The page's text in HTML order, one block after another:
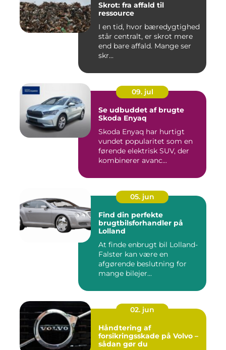
Skrot: fra affald til
ressource
I en tid, hvor bæredygtighed
står centralt, er skrot mere
end bare affald. Mange ser
skr...
09. jul
Se udbuddet af brugte
Skoda Enyaq
Skoda Enyaq har hurtigt
vundet popularitet som en
førende elektrisk SUV, der
kombinerer avanc...
05. jun
Find din perfekte
brugtbilsforhandler på
Lolland
At finde enbrugt bil Lolland-
Falster kan være en
afgørende beslutning for
mange bilejer...
02. jun
Håndtering af
forsikringsskade på Volvo –
sådan gør du